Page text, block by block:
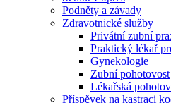
Podněty a závady
Zdravotnické služby
Privátní zubní
Praktický lékař
Gynekologie
Zubní pohotovost
Lékařská
Příspěvek na kastraci